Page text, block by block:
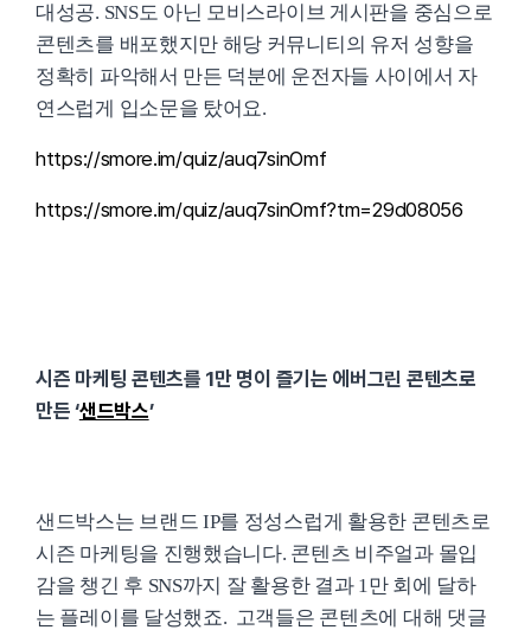
대성공. SNS도 아닌 모비스라이브 게시판을 중심으로
콘텐츠를 배포했지만 해당 커뮤니티의 유저 성향을
정확히 파악해서 만든 덕분에 운전자들 사이에서 자
연스럽게 입소문을 탔어요.
https://smore.im/quiz/auq7sinOmf
https://smore.im/quiz/auq7sinOmf?tm=29d08056
시즌 마케팅 콘텐츠를 1만 명이 즐기는 에버그린 콘텐츠로
만든 ‘샌드박스’
샌드박스는 브랜드 IP를 정성스럽게 활용한 콘텐츠로
시즌 마케팅을 진행했습니다. 콘텐츠 비주얼과 몰입
감을 챙긴 후 SNS까지 잘 활용한 결과 1만 회에 달하
는 플레이를 달성했죠. 고객들은 콘텐츠에 대해 댓글